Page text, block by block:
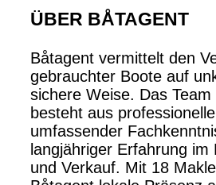
ÜBER BÅTAGENT
Båtagent vermittelt den
gebrauchter Boote auf
sichere Weise. Das
besteht aus
umfassender
langjähriger Erfahrung im
und Verkauf. Mit 18